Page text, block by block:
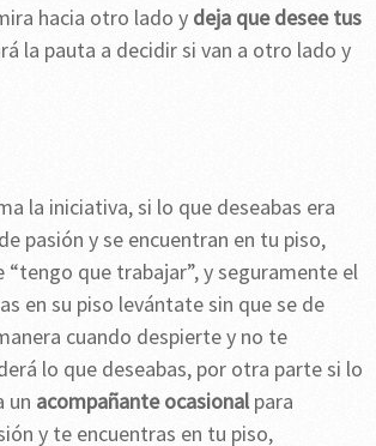
hacia otro lado y deja que desee tus
la pauta a decidir si van a otro lado y
la iniciativa, si lo que deseabas era
pasión y se encuentran en tu piso,
que trabajar”, y seguramente el
en su piso levántate sin que se de
cuando despierte y no te
lo que deseabas, por otra parte si lo
un acompañante ocasionalpara
y te encuentras en tu piso,